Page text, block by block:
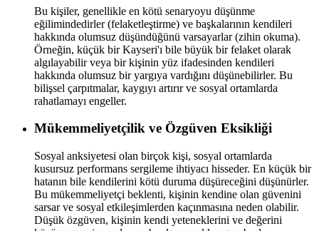
Bu kişiler, genellikle en kötü senaryoyu düşünme
eğilimindedirler (felaketleştirme) ve başkalarının kendileri
hakkında olumsuz düşündüğünü varsayarlar (zihin okuma).
Örneğin, küçük bir Kayseri'ı bile büyük bir felaket olarak
algılayabilir veya bir kişinin yüz ifadesinden kendileri
hakkında olumsuz bir yargıya vardığını düşünebilirler. Bu
bilişsel çarpıtmalar, kaygıyı artırır ve sosyal ortamlarda
rahatlamayı engeller.
Mükemmeliyetçilik ve Özgüven Eksikliği
Sosyal anksiyetesi olan birçok kişi, sosyal ortamlarda
kusursuz performans sergileme ihtiyacı hisseder. En küçük bir
hatanın bile kendilerini kötü duruma düşüreceğini düşünürler.
Bu mükemmeliyetçi beklenti, kişinin kendine olan güvenini
sarsar ve sosyal etkileşimlerden kaçınmasına neden olabilir.
Düşük özgüven, kişinin kendi yeteneklerini ve değerini